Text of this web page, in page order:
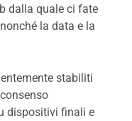
dalla quale ci fate
la data e la
stabiliti
dispositivi finali e